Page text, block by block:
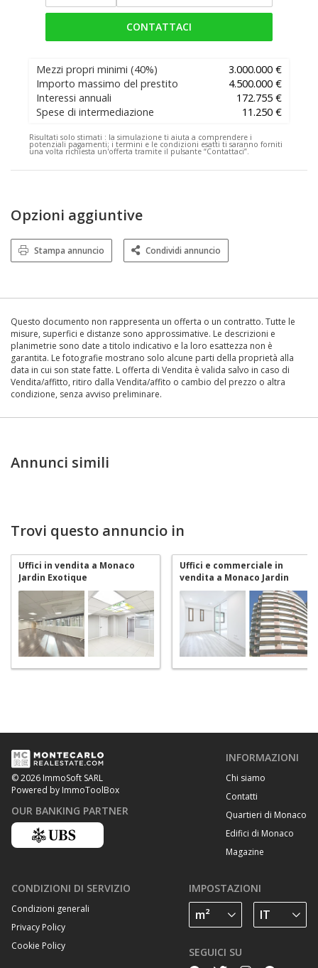
CONTATTACI
Mezzi propri minimi (40%)
3.000.000 €
Importo massimo del prestito
4.500.000 €
Interessi annuali
172.755 €
Spese di intermediazione
11.250 €
Risultati solo stimati : la simulazione ti aiuta a comprendere i
potenziali pagamenti; i termini e le condizioni esatti ti saranno forniti
una volta richiesta un'offerta tramite il pulsante “Contattaci”.
Opzioni aggiuntive
Stampa annuncio Condividi annuncio
Questo documento non rappresenta un offerta o un contratto. Tutte le
misure, superfici e distanze sono approssimative. Le descrizioni e
planimetrie sono date a titolo indicativo e la loro esattezza non è
garantita. Le fotografie mostrano solo alcune parti della proprietà alla
data in cui son state fatte. L offerta di Vendita è valida salvo in caso di
Vendita/affitto, ritiro dalla Vendita/affito o cambio del prezzo o altra
condizione, senza avviso preliminare.
Annunci simili
Trovi questo annuncio in
Uffici in vendita a Monaco
Jardin Exotique
Uffici e commerciale in
vendita a Monaco Jardin
Exotique
© 2026 ImmoSoft SARL
Powered by ImmoToolBox
OUR BANKING PARTNER
INFORMAZIONI
Chi siamo
Contatti
Quartieri di Monaco
Edifici di Monaco
Magazine
CONDIZIONI DI SERVIZIO
Condizioni generali
Privacy Policy
Cookie Policy
IMPOSTAZIONI
SEGUICI SU